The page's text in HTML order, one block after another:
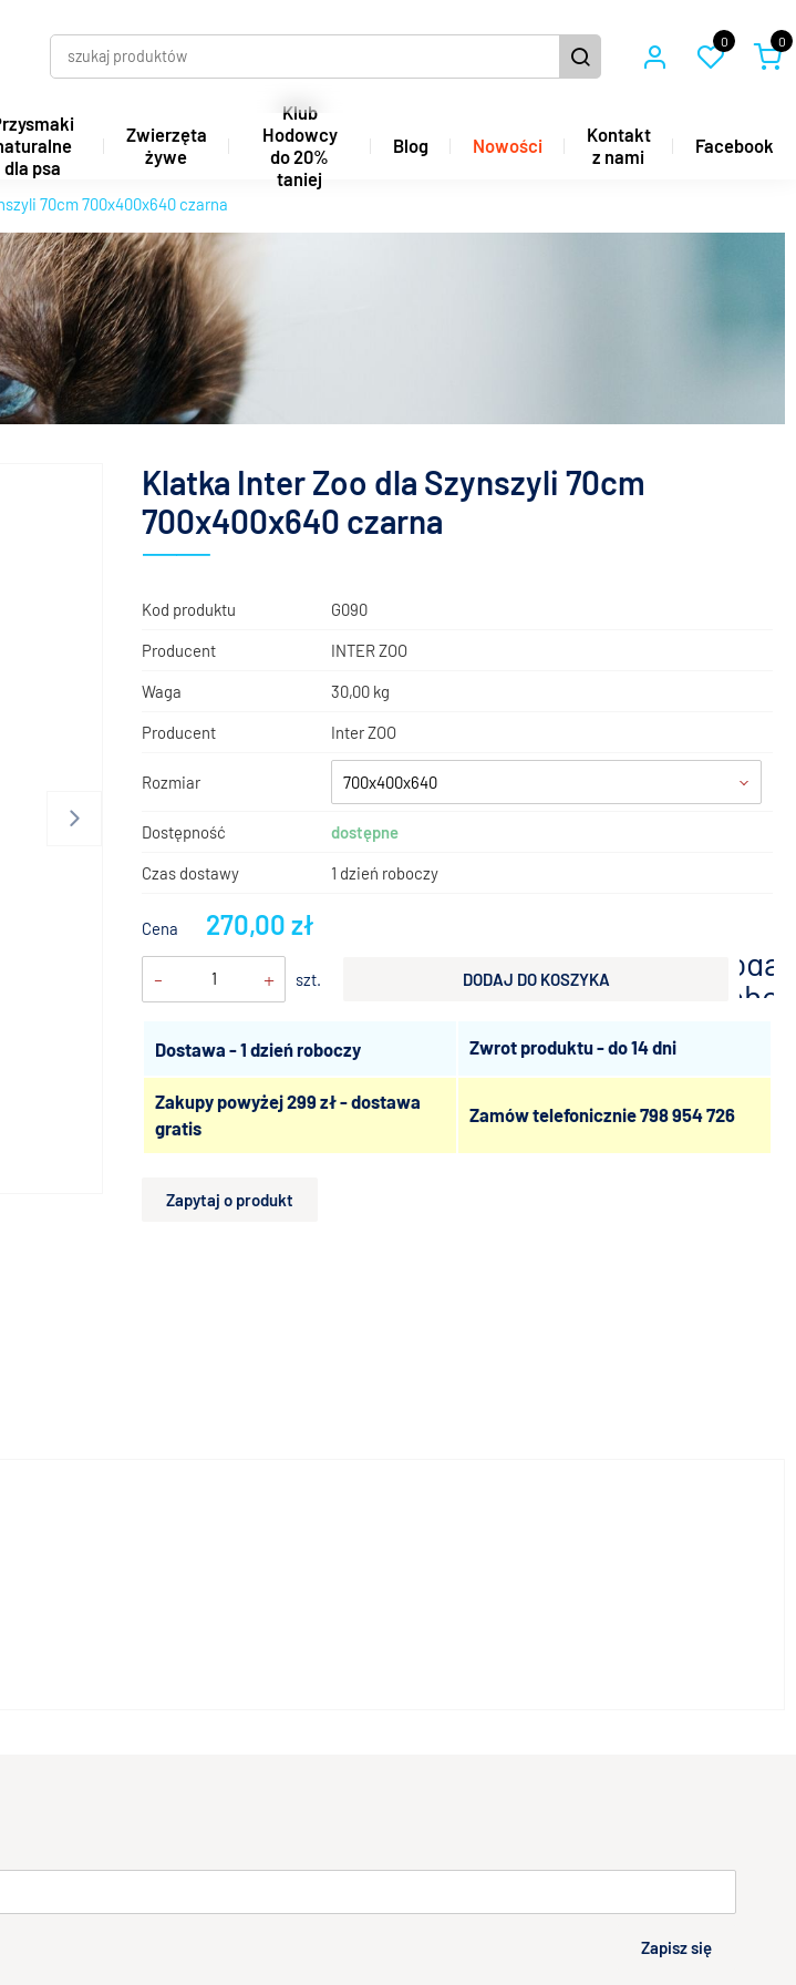
0 0
dla psa
Zwierzęta
żywe
Klub
Hodowcy
do 20%
taniej
Blog Nowości
Kontakt
z nami
Facebook
70cm 700x400x640 czarna
Klatka Inter Zoo dla Szynszyli 70cm
700x400x640 czarna
Kod produktu G090
Producent INTER ZOO
Waga 30,00 kg
Producent Inter ZOO
Rozmiar 700x400x640
Dostępność dostępne
Czas dostawy 1 dzień roboczy
Cena 270,00 zł
- + szt. DODAJ DO KOSZYKA
Dostawa - 1 dzień roboczy Zwrot produktu - do 14 dni
Zakupy powyżej 299 zł - dostawa
gratis
Zamów telefonicznie798 954 726
Zapytaj o produkt
Zapisz się